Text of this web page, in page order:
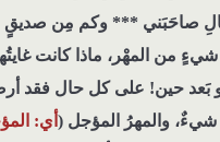
صاحَبَني *** وكم مِن صديقٍ
شيءٍ من المهْر، ماذا كانت
بَعد حين! على كل حال فقد
شيءٌ، والمهرُ المؤجل ( أي: